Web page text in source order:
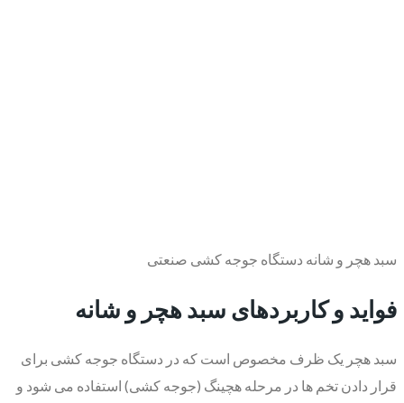
سبد هچر و شانه دستگاه جوجه کشی صنعتی
فواید و کاربردهای سبد هچر و شانه
سبد هچر یک ظرف مخصوص است که در دستگاه جوجه کشی برای
قرار دادن تخم ها در مرحله هچینگ (جوجه کشی) استفاده می شود و